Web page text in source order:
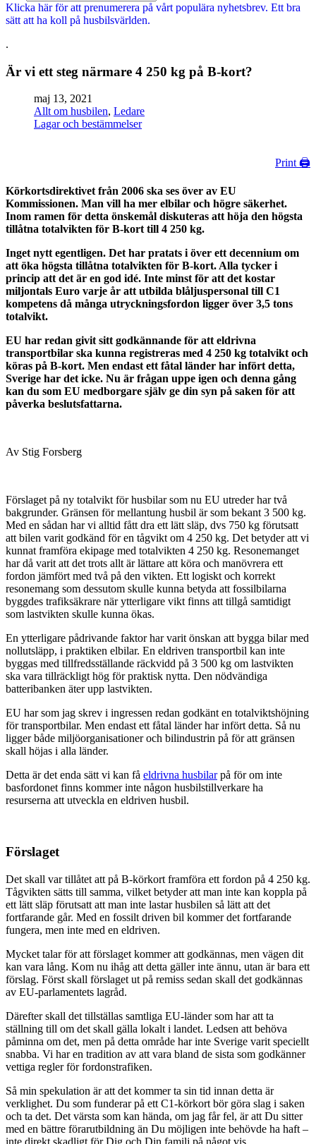
Klicka här för att prenumerera på vårt populära nyhetsbrev. Ett bra
sätt att ha koll på husbilsvärlden.
.
Är vi ett steg närmare 4 250 kg på B-kort?
maj 13, 2021
Allt om husbilen, Ledare
Lagar och bestämmelser
Print 🖨
Körkortsdirektivet från 2006 ska ses över av EU
Kommissionen. Man vill ha mer elbilar och högre säkerhet.
Inom ramen för detta önskemål diskuteras att höja den högsta
tillåtna totalvikten för B-kort till 4 250 kg.
Inget nytt egentligen. Det har pratats i över ett decennium om
att öka högsta tillåtna totalvikten för B-kort. Alla tycker i
princip att det är en god idé. Inte minst för att det kostar
miljontals Euro varje år att utbilda blåljuspersonal till C1
kompetens då många utryckningsfordon ligger över 3,5 tons
totalvikt.
EU har redan givit sitt godkännande för att eldrivna
transportbilar ska kunna registreras med 4 250 kg totalvikt och
köras på B-kort. Men endast ett fåtal länder har infört detta,
Sverige har det icke. Nu är frågan uppe igen och denna gång
kan du som EU medborgare själv ge din syn på saken för att
påverka beslutsfattarna.
Av Stig Forsberg
Förslaget på ny totalvikt för husbilar som nu EU utreder har två
bakgrunder. Gränsen för mellantung husbil är som bekant 3 500 kg.
Med en sådan har vi alltid fått dra ett lätt släp, dvs 750 kg förutsatt
att bilen varit godkänd för en tågvikt om 4 250 kg. Det betyder att vi
kunnat framföra ekipage med totalvikten 4 250 kg. Resonemanget
har då varit att det trots allt är lättare att köra och manövrera ett
fordon jämfört med två på den vikten. Ett logiskt och korrekt
resonemang som dessutom skulle kunna betyda att fossilbilarna
byggdes trafiksäkrare när ytterligare vikt finns att tillgå samtidigt
som lastvikten skulle kunna ökas.
En ytterligare pådrivande faktor har varit önskan att bygga bilar med
nollutsläpp, i praktiken elbilar. En eldriven transportbil kan inte
byggas med tillfredsställande räckvidd på 3 500 kg om lastvikten
ska vara tillräckligt hög för praktisk nytta. Den nödvändiga
batteribanken äter upp lastvikten.
EU har som jag skrev i ingressen redan godkänt en totalviktshöjning
för transportbilar. Men endast ett fåtal länder har infört detta. Så nu
ligger både miljöorganisationer och bilindustrin på för att gränsen
skall höjas i alla länder.
Detta är det enda sätt vi kan få eldrivna husbilarpå för om inte
basfordonet finns kommer inte någon husbilstillverkare ha
resurserna att utveckla en eldriven husbil.
Förslaget
Det skall var tillåtet att på B-körkort framföra ett fordon på 4 250 kg.
Tågvikten sätts till samma, vilket betyder att man inte kan koppla på
ett lätt släp förutsatt att man inte lastar husbilen så lätt att det
fortfarande går. Med en fossilt driven bil kommer det fortfarande
fungera, men inte med en eldriven.
Mycket talar för att förslaget kommer att godkännas, men vägen dit
kan vara lång. Kom nu ihåg att detta gäller inte ännu, utan är bara ett
förslag. Först skall förslaget ut på remiss sedan skall det godkännas
av EU-parlamentets lagråd.
Därefter skall det tillställas samtliga EU-länder som har att ta
ställning till om det skall gälla lokalt i landet. Ledsen att behöva
påminna om det, men på detta område har inte Sverige varit speciellt
snabba. Vi har en tradition av att vara bland de sista som godkänner
vettiga regler för fordonstrafiken.
Så min spekulation är att det kommer ta sin tid innan detta är
verklighet. Du som funderar på ett C1-körkort bör göra slag i saken
och ta det. Det värsta som kan hända, om jag får fel, är att Du sitter
med en bättre förarutbildning än Du möjligen inte behövde ha haft –
inte direkt skadligt för Dig och Din familj på något vis.